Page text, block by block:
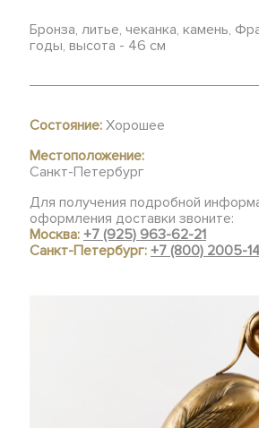
Бронза, литье, чеканка, камень,
годы, высота - 46 см
Состояние: Хорошее
Местоположение:
Санкт-Петербург
Для получения подробной
оформления доставки звоните:
Москва:+7 (925) 963-62-21
Санкт-Петербург:+7 (800) 2005-